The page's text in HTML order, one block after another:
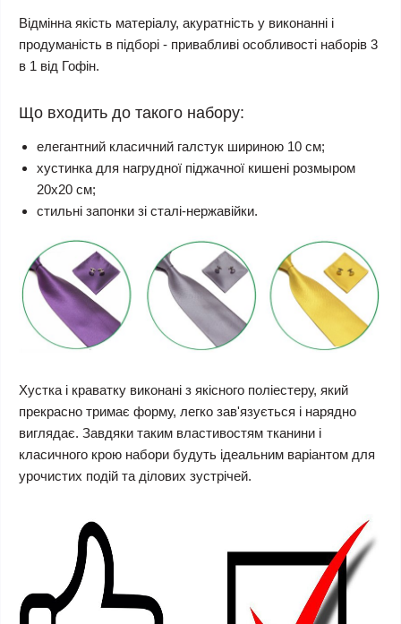
Відмінна якість матеріалу, акуратність у виконанні і
продуманість в підборі - привабливі особливості наборів 3
в 1 від Гофін.
Що входить до такого набору:
елегантний класичний галстук шириною 10 см;
хустинка для нагрудної піджачної кишені розмыром
20х20 см;
стильні запонки зі сталі-нержавійки.
Хустка і краватку виконані з якісного поліестеру, який
прекрасно тримає форму, легко зав'язується і нарядно
виглядає. Завдяки таким властивостям тканини і
класичного крою набори будуть ідеальним варіантом для
урочистих подій та ділових зустрічей.